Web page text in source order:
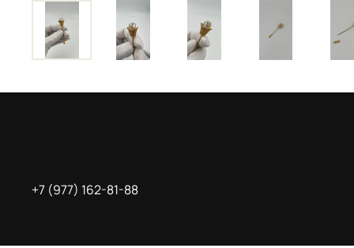
+7 (977) 162-81-88